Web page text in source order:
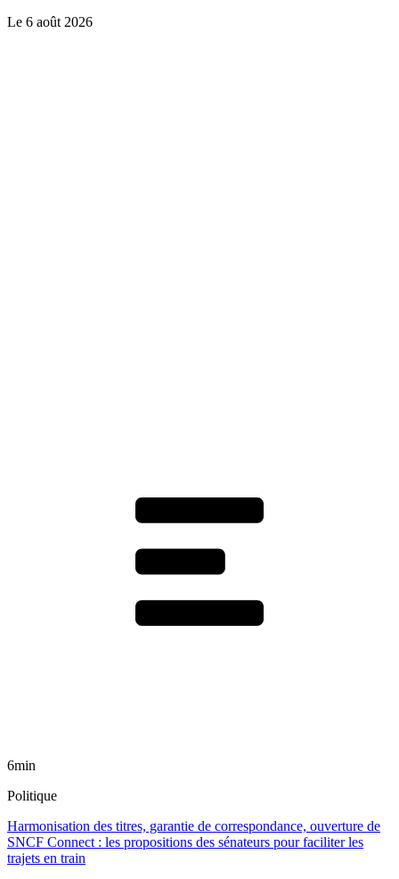
Le 6 août 2026
6min
Politique
Harmonisation des titres, garantie de correspondance, ouverture de
SNCF Connect : les propositions des sénateurs pour faciliter les
trajets en train